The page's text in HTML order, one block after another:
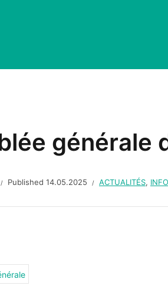
générale
Published 14.05.2025 ACTUALITÉS,